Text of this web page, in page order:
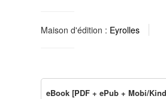
Maison d'édition : Eyrolles
eBook [PDF + ePub + Mobi/